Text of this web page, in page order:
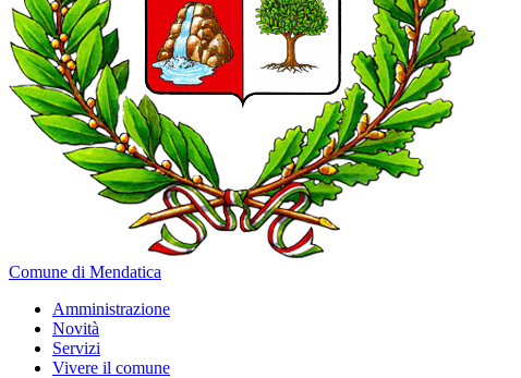
Comune di Mendatica
Amministrazione
Novità
Servizi
Vivere il comune